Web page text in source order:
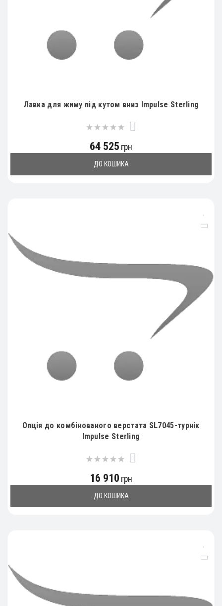
Лавка для жиму під кутом вниз Impulse Sterling
64 525 грн
ДО КОШИКА
Опція до комбінованого верстата SL7045-турнік
Impulse Sterling
16 910 грн
ДО КОШИКА